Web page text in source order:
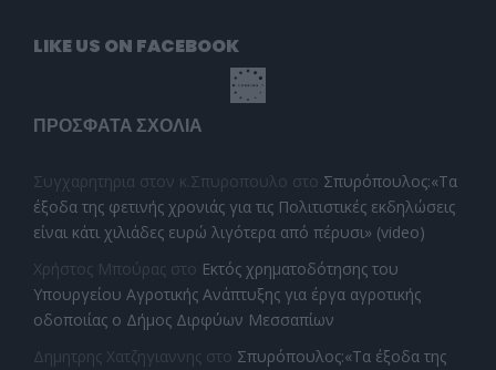
LIKE US ON FACEBOOK
ΠΡΌΣΦΑΤΑ ΣΧΌΛΙΑ
Συγχαρητηρια στον κ.Σπυροπουλο στο Σπυρόπουλος:«Τα
έξοδα της φετινής χρονιάς για τις Πολιτιστικές εκδηλώσεις
είναι κάτι χιλιάδες ευρώ λιγότερα από πέρυσι» (video)
Χρήστος Μπούρας στο Εκτός χρηματοδότησης του
Υπουργείου Αγροτικής Ανάπτυξης για έργα αγροτικής
οδοποιίας ο Δήμος Διρφύων Μεσσαπίων
Δημητρης Χατζηγιαννης στο Σπυρόπουλος:«Τα έξοδα της